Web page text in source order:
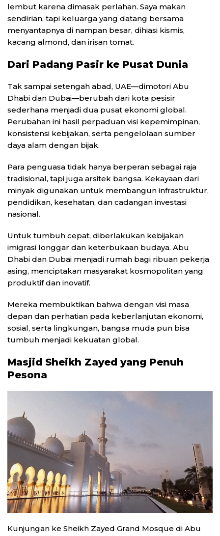
lembut karena dimasak perlahan. Saya makan
sendirian, tapi keluarga yang datang bersama
menyantapnya di nampan besar, dihiasi kismis,
kacang almond, dan irisan tomat.
Dari Padang Pasir ke Pusat Dunia
Tak sampai setengah abad, UAE—dimotori Abu
Dhabi dan Dubai—berubah dari kota pesisir
sederhana menjadi dua pusat ekonomi global.
Perubahan ini hasil perpaduan visi kepemimpinan,
konsistensi kebijakan, serta pengelolaan sumber
daya alam dengan bijak.
Para penguasa tidak hanya berperan sebagai raja
tradisional, tapi juga arsitek bangsa. Kekayaan dari
minyak digunakan untuk membangun infrastruktur,
pendidikan, kesehatan, dan cadangan investasi
nasional.
Untuk tumbuh cepat, diberlakukan kebijakan
imigrasi longgar dan keterbukaan budaya. Abu
Dhabi dan Dubai menjadi rumah bagi ribuan pekerja
asing, menciptakan masyarakat kosmopolitan yang
produktif dan inovatif.
Mereka membuktikan bahwa dengan visi masa
depan dan perhatian pada keberlanjutan ekonomi,
sosial, serta lingkungan, bangsa muda pun bisa
tumbuh menjadi kekuatan global.
Masjid Sheikh Zayed yang Penuh
Pesona
Kunjungan ke Sheikh Zayed Grand Mosque di Abu